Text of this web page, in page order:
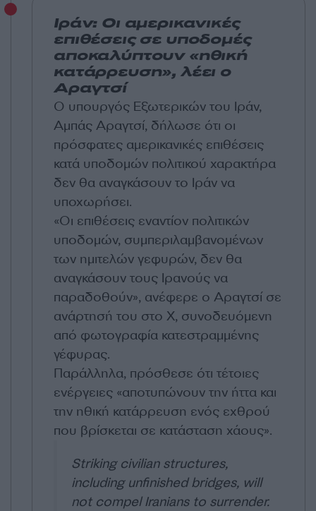
Ιράν: Οι αμερικανικές
επιθέσεις σε υποδομές
αποκαλύπτουν «ηθική
κατάρρευση», λέει ο
Αραγτσί
Ο υπουργός Εξωτερικών του Ιράν,
Αμπάς Αραγτσί, δήλωσε ότι οι
πρόσφατες αμερικανικές επιθέσεις
κατά υποδομών πολιτικού χαρακτήρα
δεν θα αναγκάσουν το Ιράν να
υποχωρήσει.
«Οι επιθέσεις εναντίον πολιτικών
υποδομών, συμπεριλαμβανομένων
των ημιτελών γεφυρών, δεν θα
αναγκάσουν τους Ιρανούς να
παραδοθούν», ανέφερε ο Αραγτσί σε
ανάρτησή του στο X, συνοδευόμενη
από φωτογραφία κατεστραμμένης
γέφυρας.
Παράλληλα, πρόσθεσε ότι τέτοιες
ενέργειες «αποτυπώνουν την ήττα και
την ηθική κατάρρευση ενός εχθρού
που βρίσκεται σε κατάσταση χάους».
Striking civilian structures,
including unfinished bridges, will
not compel Iranians to surrender.